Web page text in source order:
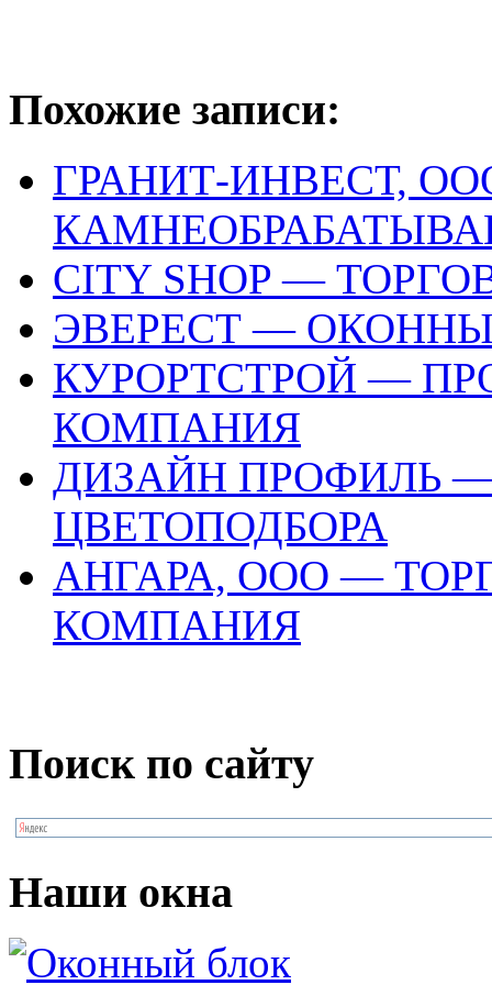
Похожие записи:
ГРАНИТ-ИНВЕСТ,
CITY SHOP —
ЭВЕРЕСТ —
КУРОРТСТРОЙ —
КОМПАНИЯ
ДИЗАЙН ПРОФИЛЬ
ЦВЕТОПОДБОРА
АНГАРА, ООО —
КОМПАНИЯ
Поиск по сайту
Наши окна